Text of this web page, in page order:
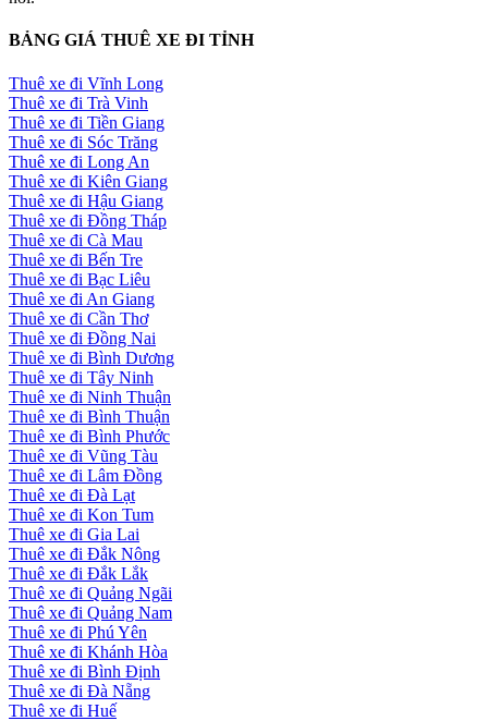
BẢNG GIÁ THUÊ XE ĐI TỈNH
Thuê xe đi Vĩnh Long
Thuê xe đi Trà Vinh
Thuê xe đi Tiền Giang
Thuê xe đi Sóc Trăng
Thuê xe đi Long An
Thuê xe đi Kiên Giang
Thuê xe đi Hậu Giang
Thuê xe đi Đồng Tháp
Thuê xe đi Cà Mau
Thuê xe đi Bến Tre
Thuê xe đi Bạc Liêu
Thuê xe đi An Giang
Thuê xe đi Cần Thơ
Thuê xe đi Đồng Nai
Thuê xe đi Bình Dương
Thuê xe đi Tây Ninh
Thuê xe đi Ninh Thuận
Thuê xe đi Bình Thuận
Thuê xe đi Bình Phước
Thuê xe đi Vũng Tàu
Thuê xe đi Lâm Đồng
Thuê xe đi Đà Lạt
Thuê xe đi Kon Tum
Thuê xe đi Gia Lai
Thuê xe đi Đắk Nông
Thuê xe đi Đắk Lắk
Thuê xe đi Quảng Ngãi
Thuê xe đi Quảng Nam
Thuê xe đi Phú Yên
Thuê xe đi Khánh Hòa
Thuê xe đi Bình Định
Thuê xe đi Đà Nẵng
Thuê xe đi Huế